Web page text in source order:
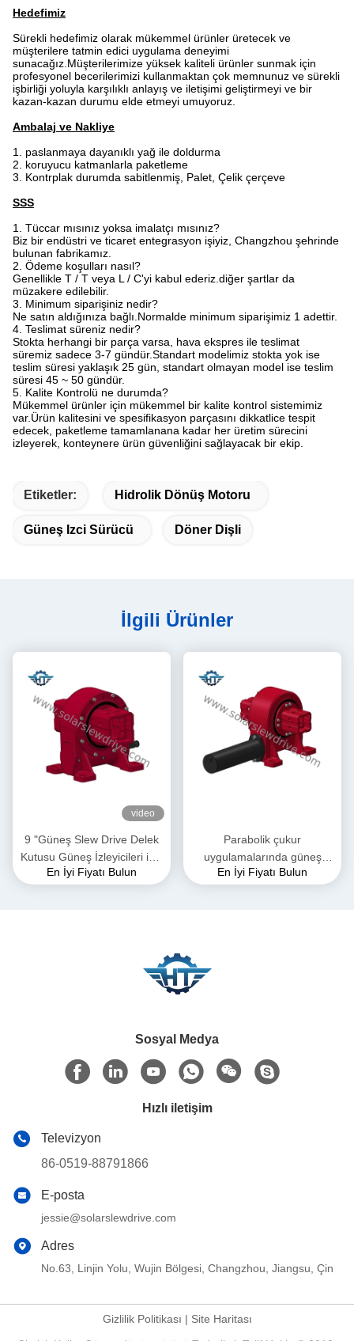
Hedefimiz
Sürekli hedefimiz olarak mükemmel ürünler üretecek ve
müşterilere tatmin edici uygulama deneyimi
sunacağız.Müşterilerimize yüksek kaliteli ürünler sunmak için
profesyonel becerilerimizi kullanmaktan çok memnunuz ve sürekli
işbirliği yoluyla karşılıklı anlayış ve iletişimi geliştirmeyi ve bir
kazan-kazan durumu elde etmeyi umuyoruz.
Ambalaj ve Nakliye
1. paslanmaya dayanıklı yağ ile doldurma
2. koruyucu katmanlarla paketleme
3. Kontrplak durumda sabitlenmiş, Palet, Çelik çerçeve
SSS
1. Tüccar mısınız yoksa imalatçı mısınız?
Biz bir endüstri ve ticaret entegrasyon işiyiz, Changzhou şehrinde
bulunan fabrikamız.
2. Ödeme koşulları nasıl?
Genellikle T / T veya L / C'yi kabul ederiz.diğer şartlar da
müzakere edilebilir.
3. Minimum siparişiniz nedir?
Ne satın aldığınıza bağlı.Normalde minimum siparişimiz 1 adettir.
4. Teslimat süreniz nedir?
Stokta herhangi bir parça varsa, hava ekspres ile teslimat
süremiz sadece 3-7 gündür.Standart modelimiz stokta yok ise
teslim süresi yaklaşık 25 gün, standart olmayan model ise teslim
süresi 45 ~ 50 gündür.
5. Kalite Kontrolü ne durumda?
Mükemmel ürünler için mükemmel bir kalite kontrol sistemimiz
var.Ürün kalitesini ve spesifikasyon parçasını dikkatlice tespit
edecek, paketleme tamamlanana kadar her üretim sürecini
izleyerek, konteynere ürün güvenliğini sağlayacak bir ekip.
Etiketler: Hidrolik Dönüş Motoru
Güneş Izci Sürücü Döner Dişli
İlgili Ürünler
video
9 "Güneş Slew Drive Delek
Kutusu Güneş İzleyicileri için
Yüksek Sahiplik Dönem
En İyi Fiyatı Bulun
Parabolik çukur
uygulamalarında güneş
izleme sistemleri için 24VDC
En İyi Fiyatı Bulun
Sosyal Medya
Hızlı iletişim
Televizyon
86-0519-88791866
E-posta
jessie@solarslewdrive.com
Adres
No.63, Linjin Yolu, Wujin Bölgesi, Changzhou, Jiangsu, Çin
Gizlilik Politikası | Site Haritası